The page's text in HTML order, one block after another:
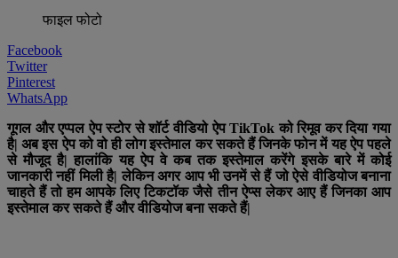
फाइल फोटो
Facebook
Twitter
Pinterest
WhatsApp
गूगल और एप्पल ऐप स्टोर से शॉर्ट वीडियो ऐप TikTok को रिमूव कर दिया गया
है| अब इस ऐप को वो ही लोग इस्तेमाल कर सकते हैं जिनके फोन में यह ऐप पहले
से मौजूद है| हालांकि यह ऐप वे कब तक इस्तेमाल करेंगे इसके बारे में कोई
जानकारी नहीं मिली है| लेकिन अगर आप भी उनमें से हैं जो ऐसे वीडियोज बनाना
चाहते हैं तो हम आपके लिए टिकटॉक जैसे तीन ऐप्स लेकर आए हैं जिनका आप
इस्तेमाल कर सकते हैं और वीडियोज बना सकते हैं|